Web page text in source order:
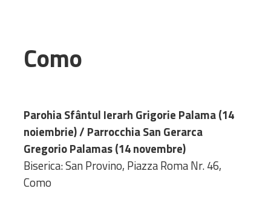
monumenti
Diaconie
Associazioni e
Centri
Cimiteri
Como
Parohia Sfântul Ierarh Grigorie Palama (14
noiembrie) / Parrocchia San Gerarca
Gregorio Palamas (14 novembre)
Biserica: San Provino, Piazza Roma Nr. 46,
Como